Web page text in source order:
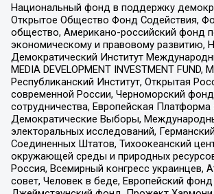
Национальный фонд в поддержку
Открытое Общество Фонд Содействия,
общество, Американо-российский фонд
экономическому и правовому развитию,
Демократический Институт
MEDIA DEVELOPMENT INVESTMENT
Республиканский Институт, Открытая
современной России, Черноморский фонд
сотрудничества, Европейская Платформа
Демократические Выборы,
электоральных исследований,
Соединенных Штатов, Тихоокеанский
окружающей среды и природных
Россия, Всемирный конгресс украинцев,
совет, Человек в беде, Европейский